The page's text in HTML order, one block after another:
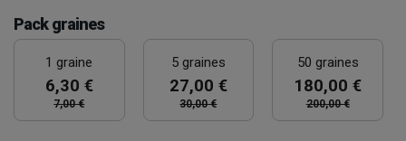
Pack graines
1 graine
6,30 €
7,00 €
5 graines
27,00 €
30,00 €
50 graines
180,00 €
200,00 €